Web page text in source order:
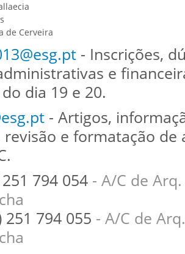
de Cerveira
- Inscrições,
e
dia 19 e 20.
- Artigos,
revisão e formatação de
794 054 - A/C de
251 794 055 - A/C de